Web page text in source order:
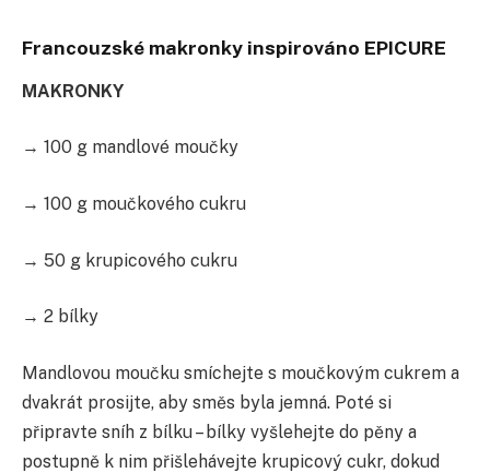
Francouzské makronky inspirováno EPICURE
MAKRONKY
→ 100 g mandlové moučky
→ 100 g moučkového cukru
→ 50 g krupicového cukru
→ 2 bílky
Mandlovou moučku smíchejte s moučkovým cukrem a
dvakrát prosijte, aby směs byla jemná. Poté si
připravte sníh z bílku – bílky vyšlehejte do pěny a
postupně k nim přišlehávejte krupicový cukr, dokud